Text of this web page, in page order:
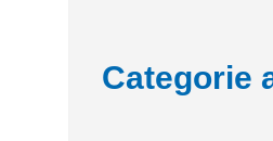
Categorie